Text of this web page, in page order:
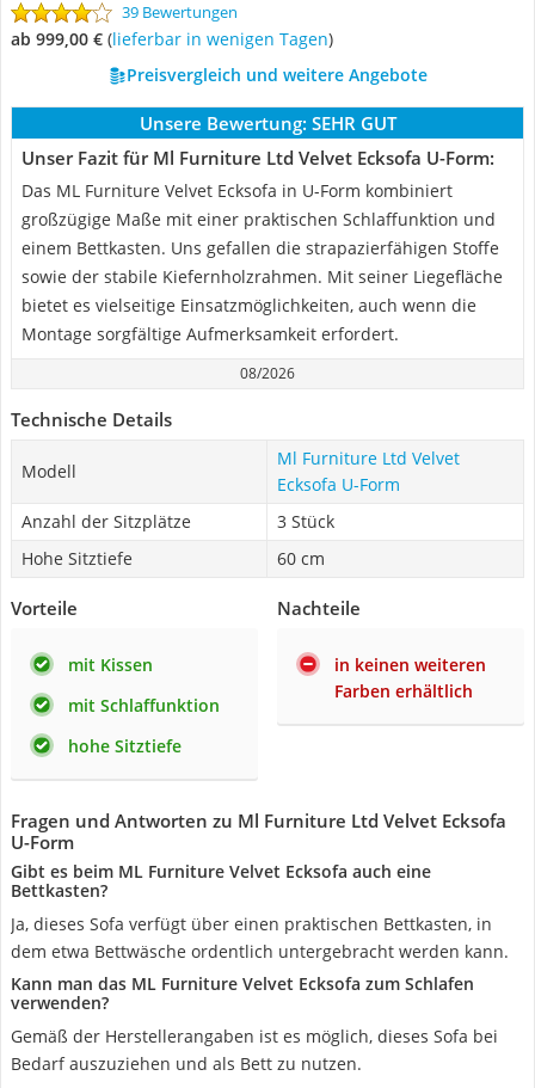
39 Bewertungen
ab 999,00 € ( Lieferbar in wenigen Tagen)
Preisvergleich und weitere Angebote
Unsere Bewertung: SEHR GUT
Unser Fazit für Ml Furniture Ltd Velvet Ecksofa U-Form:
Das ML Furniture Velvet Ecksofa in U-Form kombiniert
großzügige Maße mit einer praktischen Schlaffunktion und
einem Bettkasten. Uns gefallen die strapazierfähigen Stoffe
sowie der stabile Kiefernholzrahmen. Mit seiner Liegefläche
bietet es vielseitige Einsatzmöglichkeiten, auch wenn die
Montage sorgfältige Aufmerksamkeit erfordert.
08/2026
Technische Details
Modell
Ml Furniture Ltd Velvet
Ecksofa U-Form
Anzahl der Sitzplätze
3 Stück
Hohe Sitztiefe
60 cm
Vorteile
mit Kissen
mit Schlaffunktion
hohe Sitztiefe
Nachteile
in keinen weiteren
Farben erhältlich
Fragen und Antworten zu Ml Furniture Ltd Velvet Ecksofa
U-Form
Gibt es beim ML Furniture Velvet Ecksofa auch eine
Bettkasten?
Ja, dieses Sofa verfügt über einen praktischen Bettkasten, in
dem etwa Bettwäsche ordentlich untergebracht werden kann.
Kann man das ML Furniture Velvet Ecksofa zum Schlafen
verwenden?
Gemäß der Herstellerangaben ist es möglich, dieses Sofa bei
Bedarf auszuziehen und als Bett zu nutzen.